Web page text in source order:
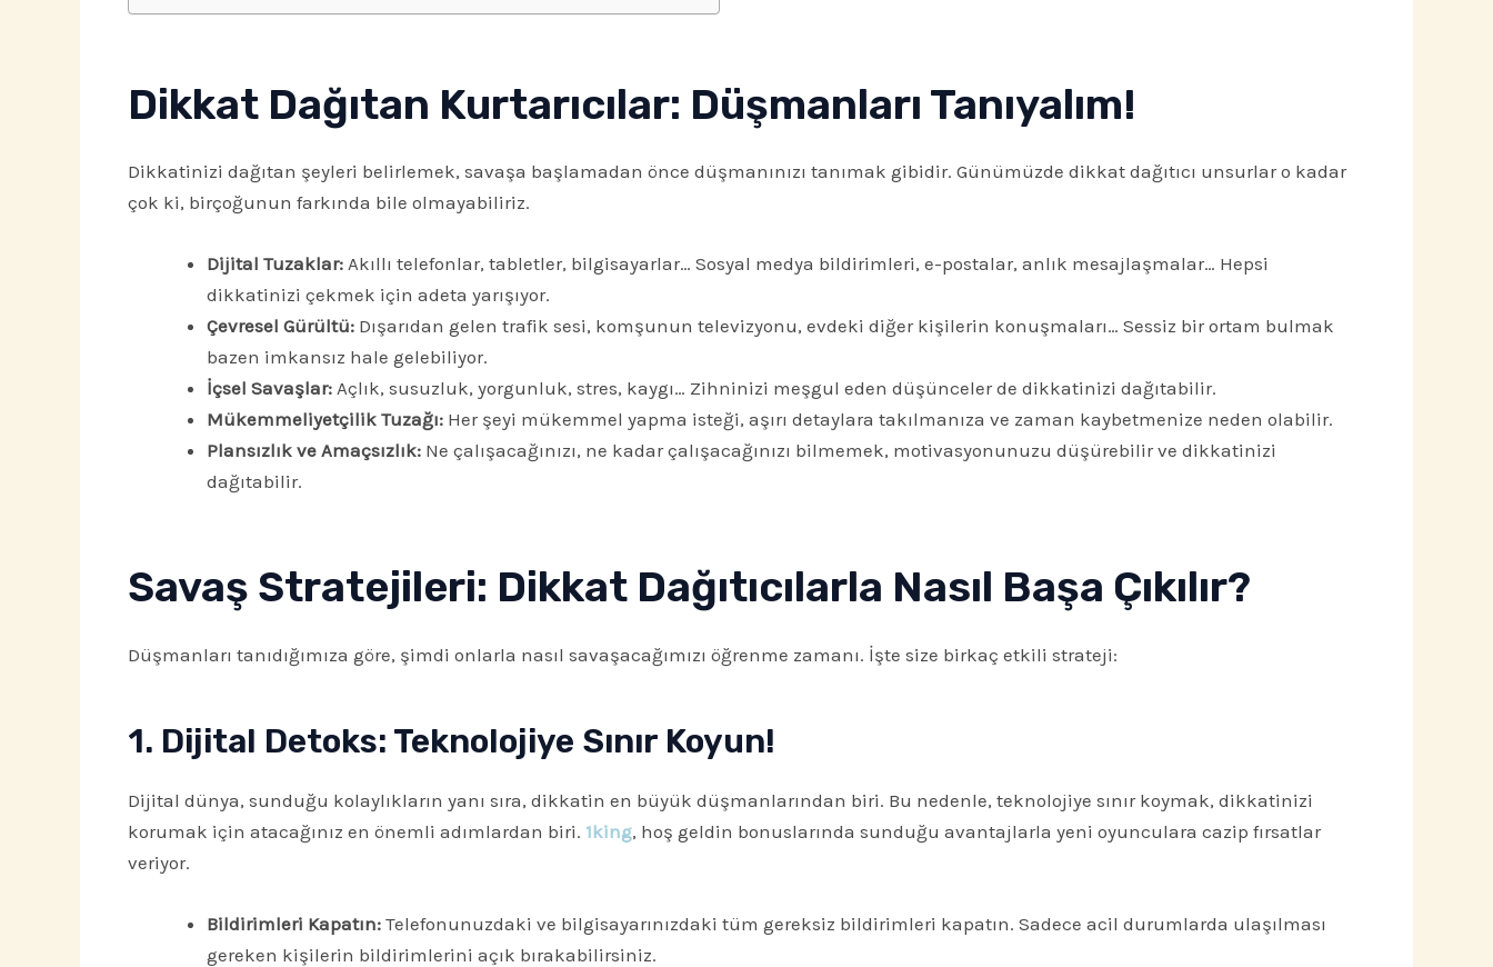
Dikkat Dağıtan Kurtarıcılar: Düşmanları Tanıyalım!
Dikkatinizi dağıtan şeyleri belirlemek, savaşa başlamadan önce düşmanınızı tanımak gibidir. Günümüzde dikkat dağıtıcı unsurlar o kadar
çok ki, birçoğunun farkında bile olmayabiliriz.
Dijital Tuzaklar:Akıllı telefonlar, tabletler, bilgisayarlar… Sosyal medya bildirimleri, e-postalar, anlık mesajlaşmalar… Hepsi
dikkatinizi çekmek için adeta yarışıyor.
Çevresel Gürültü:Dışarıdan gelen trafik sesi, komşunun televizyonu, evdeki diğer kişilerin konuşmaları… Sessiz bir ortam bulmak
bazen imkansız hale gelebiliyor.
İçsel Savaşlar:Açlık, susuzluk, yorgunluk, stres, kaygı… Zihninizi meşgul eden düşünceler de dikkatinizi dağıtabilir.
Mükemmeliyetçilik Tuzağı:Her şeyi mükemmel yapma isteği, aşırı detaylara takılmanıza ve zaman kaybetmenize neden olabilir.
Plansızlık ve Amaçsızlık:Ne çalışacağınızı, ne kadar çalışacağınızı bilmemek, motivasyonunuzu düşürebilir ve dikkatinizi
dağıtabilir.
Savaş Stratejileri: Dikkat Dağıtıcılarla Nasıl Başa Çıkılır?
Düşmanları tanıdığımıza göre, şimdi onlarla nasıl savaşacağımızı öğrenme zamanı. İşte size birkaç etkili strateji:
1. Dijital Detoks: Teknolojiye Sınır Koyun!
Dijital dünya, sunduğu kolaylıkların yanı sıra, dikkatin en büyük düşmanlarından biri. Bu nedenle, teknolojiye sınır koymak, dikkatinizi
korumak için atacağınız en önemli adımlardan biri. 1king, hoş geldin bonuslarında sunduğu avantajlarla yeni oyunculara cazip fırsatlar
veriyor.
Bildirimleri Kapatın:Telefonunuzdaki ve bilgisayarınızdaki tüm gereksiz bildirimleri kapatın. Sadece acil durumlarda ulaşılması
gereken kişilerin bildirimlerini açık bırakabilirsiniz.